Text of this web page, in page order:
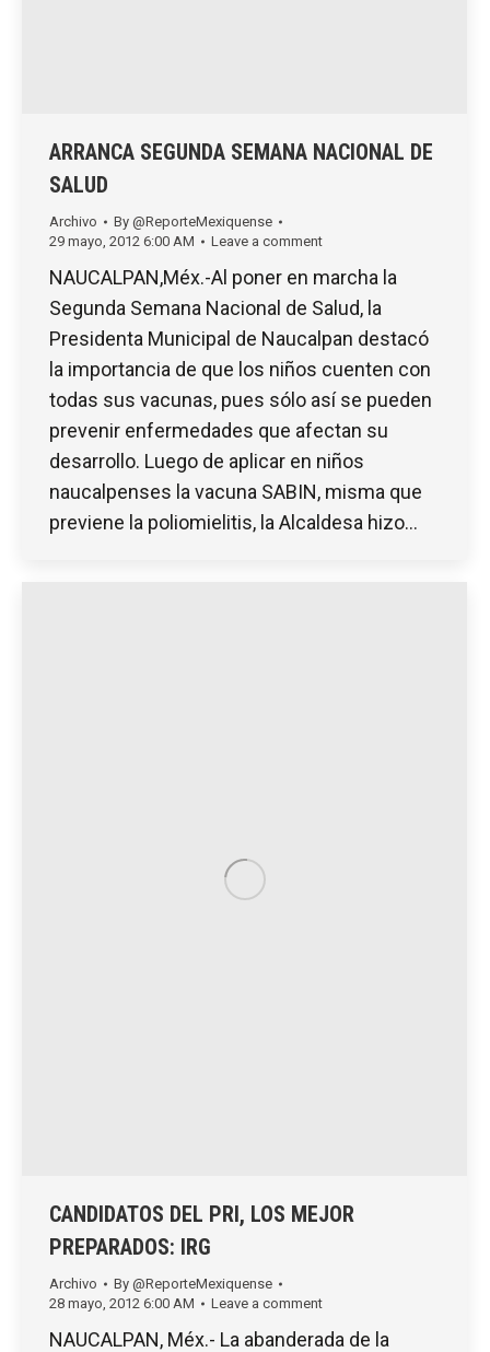
ARRANCA SEGUNDA SEMANA NACIONAL DE
SALUD
Archivo By @ReporteMexiquense
29 mayo, 2012 6:00 AM
Leave a comment
NAUCALPAN,Méx.-Al poner en marcha la
Segunda Semana Nacional de Salud, la
Presidenta Municipal de Naucalpan destacó
la importancia de que los niños cuenten con
todas sus vacunas, pues sólo así se pueden
prevenir enfermedades que afectan su
desarrollo. Luego de aplicar en niños
naucalpenses la vacuna SABIN, misma que
previene la poliomielitis, la Alcaldesa hizo…
CANDIDATOS DEL PRI, LOS MEJOR
PREPARADOS: IRG
Archivo By @ReporteMexiquense
28 mayo, 2012 6:00 AM
Leave a comment
NAUCALPAN, Méx.- La abanderada de la